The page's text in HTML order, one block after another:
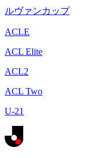
ルヴァンカップ
ACLE
ACL Elite
ACL2
ACL Two
U-21